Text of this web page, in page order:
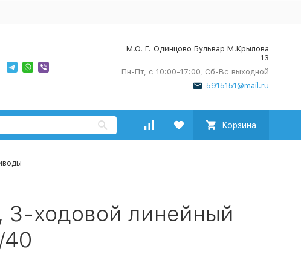
М.О. Г. Одинцово Бульвар М.Крылова
13
Пн-Пт, с 10:00-17:00, Сб-Вс выходной
5915151@mail.ru
Корзина
3-ходовой линейный
40